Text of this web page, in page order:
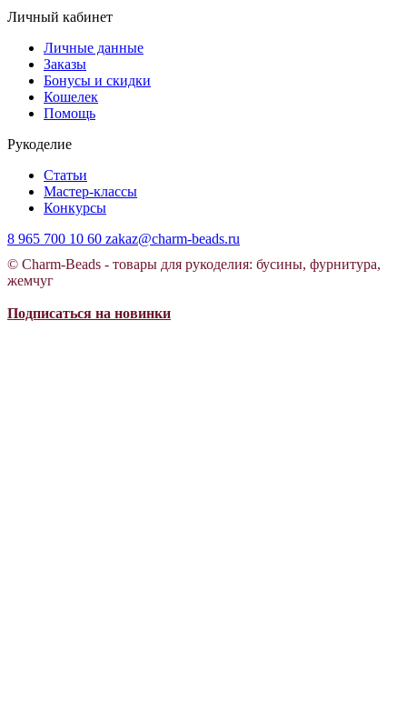
Личный кабинет
Личные данные
Заказы
Бонусы и скидки
Кошелек
Помощь
Рукоделие
Статьи
Мастер-классы
Конкурсы
8 965 700 10 60 zakaz@charm-beads.ru
© Charm-Beads - товары для рукоделия: бусины, фурнитура,
жемчуг
Подписаться на новинки